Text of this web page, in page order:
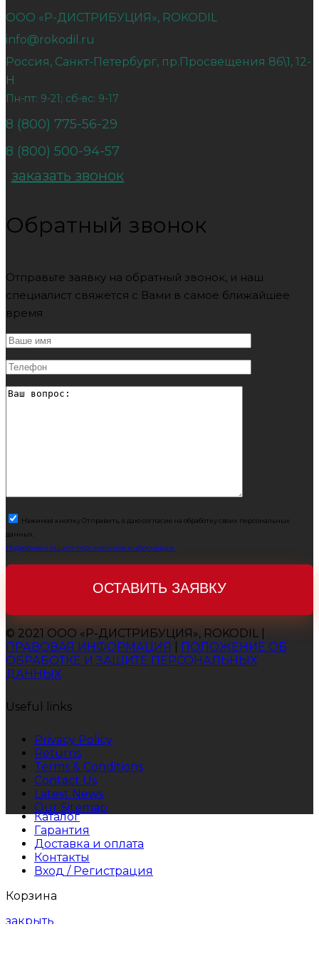
ООО «Р-ДИСТРИБУЦИЯ», ROKODIL
info@rokodil.ru
Россия, Санкт-Петербург, пр.Просвещения 86\1, 12-
Н
Пн-пт: 9-21; сб-вс: 9-17
8 (800) 775-56-29
8 (800) 500-94-57
заказать звонок
Обратный звонок
Отправьте заявку на обратный звонок, и наш
специалист свяжется с Вами в самое ближайшее
время
Нажимая кнопку Отправить, я даю согласие на обработку своих персональных
данных.
Подробнее о защите персональной информации.
© 2021 ООО «Р-ДИСТРИБУЦИЯ», ROKODIL |
ПРАВОВАЯ ИНФОРМАЦИЯ
ПОЛОЖЕНИЕ ОБ
ОБРАБОТКЕ И ЗАЩИТЕ ПЕРСОНАЛЬНЫХ
ДАННЫХ
Useful links
Privacy Policy
Returns
Terms & Conditions
Contact Us
Latest News
Our Sitemap
Каталог
Гарантия
Доставка и оплата
Контакты
Вход / Регистрация
Корзина
закрыть